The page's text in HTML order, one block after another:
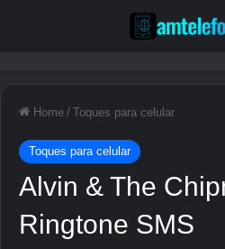
Home / Toques para celular
Toques para celular
Alvin & The
Ringtone SMS